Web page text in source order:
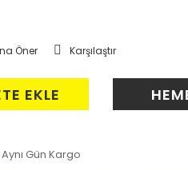
Öner Karşılaştır
EKLE
Aynı Gün Kargo